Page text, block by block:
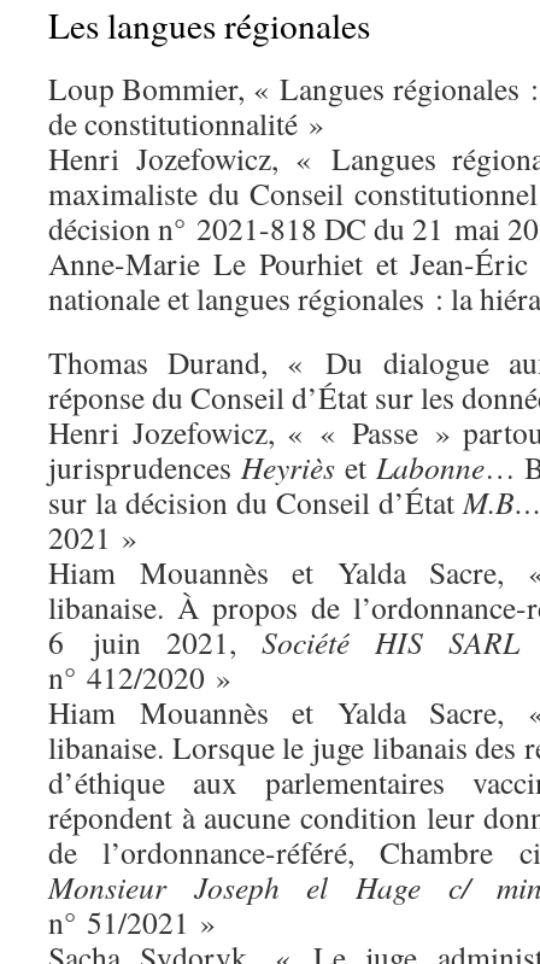
Les langues régionales
Loup Bommier, « Langues régionales
de constitutionnalité »
Henri Jozefowicz, « Langues
maximaliste du Conseil
décision n° 2021-818 DC du 21 mai
Anne-Marie Le Pourhiet et Jean-
nationale et langues régionales : la
Thomas Durand, « Du dialogue
réponse du Conseil d’État sur les
Henri Jozefowicz, « « Passe »
jurisprudences Heyrièset Labonne…
sur la décision du Conseil d’État
2021 »
Hiam Mouannès et Yalda Sacre,
libanaise. À propos de
6 juin 2021, Société HIS
n° 412/2020 »
Hiam Mouannès et Yalda Sacre,
libanaise. Lorsque le juge libanais des
d’éthique aux parlementaires
répondent à aucune condition leur
de l’ordonnance-référé,
Monsieur Joseph el Hage c/
n° 51/2021 »